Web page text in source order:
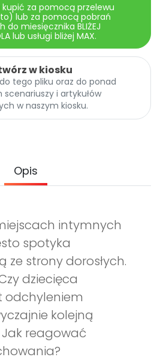
kupić za pomocą przelewu
lub za pomocą pobrań
do miesięcznika BLIŻEJ
lub usługi bliżej MAX.
w kiosku
tego pliku oraz do ponad
scenariuszy i artykułów
w naszym kiosku.
Opis
intymnych
spotyka
ze strony dorosłych.
dziecięca
odchyleniem
kolejną
reagować